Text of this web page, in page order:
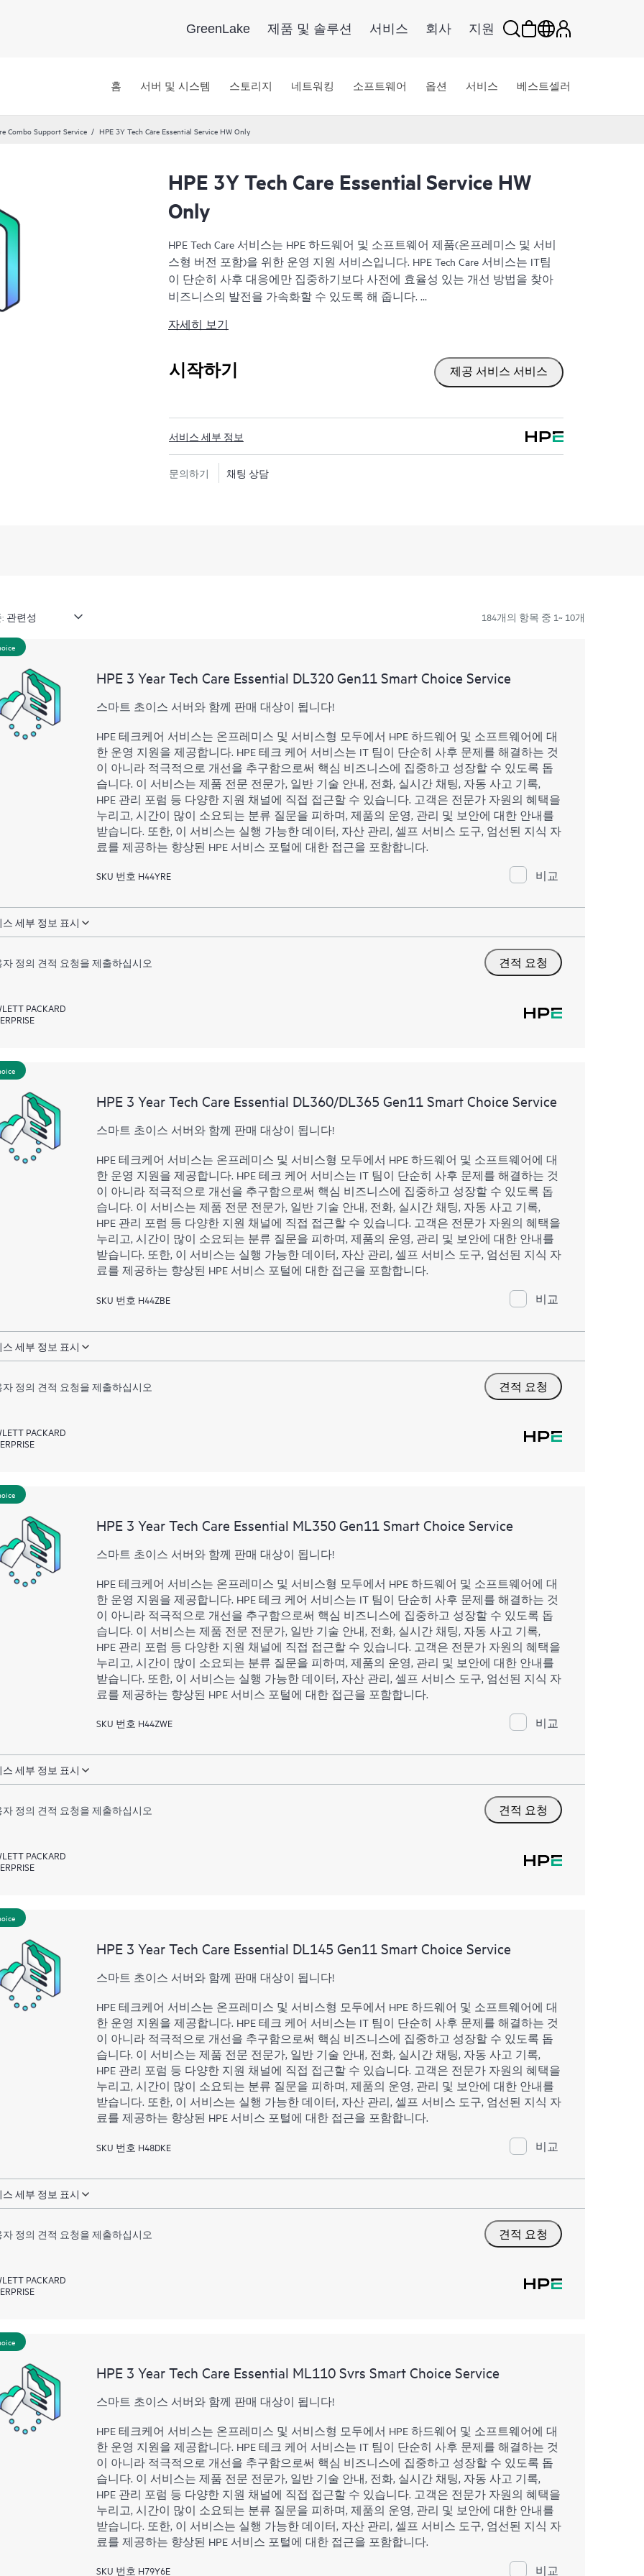
GreenLake 제품 및 솔루션 서비스 회사 지원
홈 서버 및 시스템 스토리지 네트워킹 소프트웨어 옵션 서비스 베스트셀러
Combo Support Service HPE 3Y Tech Care Essential Service HW Only
HPE 3Y Tech Care Essential Service HW
Only
HPE Tech Care 서비스는 HPE 하드웨어 및 소프트웨어 제품(온프레미스 및 서비
스형 버전 포함)을 위한 운영 지원 서비스입니다. HPE Tech Care 서비스는 IT팀
이 단순히 사후 대응에만 집중하기보다 사전에 효율성 있는 개선 방법을 찾아
비즈니스의 발전을 가속화할 수 있도록 해 줍니다.
HPE Tech Care 서비스는 고객이 위험을 줄이는 것뿐만 아니라 업무 효율을 높
지원하고, 일반적인 기술 관련 지원을 제공합니다. HPE Tech Care 서비스 고객
은 전화, 실시간 채팅 기능, 자동화된 인시던트 로깅, 응답 시간이 정해진 HPE
의 컨텍스트에서 하드웨어 및/또는 소프트웨어 관련 지식을 보유한 전문 기술
리소스에 대한 액세스를 제공받으며, 고객이 분류 또는 권한 질문에 답하는 데
시간을 낭비하지 않도록 합니다.
HPE Tech Care 서비스는 지원 대상 제품의 운영, 관리, 보안에 대한 일반 기술
고객은 지원 인시던트를 열지 않고도 특정 활동을 수행할 수 있으며, 선별된
제공합니다.
자세히 보기
시작하기 제공 서비스 서비스
서비스 세부 정보
문의하기 채팅 상담
184개의 항목 중 1~ 10개
HPE 3 Year Tech Care Essential DL320 Gen11 Smart Choice Service
스마트 초이스 서버와 함께 판매 대상이 됩니다!
HPE 테크케어 서비스는 온프레미스 및 서비스형 모두에서 HPE 하드웨어 및 소프트웨어에 대
한 운영 지원을 제공합니다. HPE 테크 케어 서비스는 IT 팀이 단순히 사후 문제를 해결하는 것
이 아니라 적극적으로 개선을 추구함으로써 핵심 비즈니스에 집중하고 성장할 수 있도록 돕
습니다. 이 서비스는 제품 전문 전문가, 일반 기술 안내, 전화, 실시간 채팅, 자동 사고 기록,
HPE 관리 포럼 등 다양한 지원 채널에 직접 접근할 수 있습니다. 고객은 전문가 자원의 혜택을
누리고, 시간이 많이 소요되는 분류 질문을 피하며, 제품의 운영, 관리 및 보안에 대한 안내를
받습니다. 또한, 이 서비스는 실행 가능한 데이터, 자산 관리, 셀프 서비스 도구, 엄선된 지식 자
료를 제공하는 향상된 HPE 서비스 포털에 대한 접근을 포함합니다.
SKU 번호 H44YRE 비교
세부 정보 표시
자 정의 견적 요청을 제출하십시오 견적 요청
PACKARD
HPE 3 Year Tech Care Essential DL360/DL365 Gen11 Smart Choice Service
스마트 초이스 서버와 함께 판매 대상이 됩니다!
HPE 테크케어 서비스는 온프레미스 및 서비스형 모두에서 HPE 하드웨어 및 소프트웨어에 대
한 운영 지원을 제공합니다. HPE 테크 케어 서비스는 IT 팀이 단순히 사후 문제를 해결하는 것
이 아니라 적극적으로 개선을 추구함으로써 핵심 비즈니스에 집중하고 성장할 수 있도록 돕
습니다. 이 서비스는 제품 전문 전문가, 일반 기술 안내, 전화, 실시간 채팅, 자동 사고 기록,
HPE 관리 포럼 등 다양한 지원 채널에 직접 접근할 수 있습니다. 고객은 전문가 자원의 혜택을
누리고, 시간이 많이 소요되는 분류 질문을 피하며, 제품의 운영, 관리 및 보안에 대한 안내를
받습니다. 또한, 이 서비스는 실행 가능한 데이터, 자산 관리, 셀프 서비스 도구, 엄선된 지식 자
료를 제공하는 향상된 HPE 서비스 포털에 대한 접근을 포함합니다.
SKU 번호 H44ZBE 비교
세부 정보 표시
자 정의 견적 요청을 제출하십시오 견적 요청
PACKARD
HPE 3 Year Tech Care Essential ML350 Gen11 Smart Choice Service
스마트 초이스 서버와 함께 판매 대상이 됩니다!
HPE 테크케어 서비스는 온프레미스 및 서비스형 모두에서 HPE 하드웨어 및 소프트웨어에 대
한 운영 지원을 제공합니다. HPE 테크 케어 서비스는 IT 팀이 단순히 사후 문제를 해결하는 것
이 아니라 적극적으로 개선을 추구함으로써 핵심 비즈니스에 집중하고 성장할 수 있도록 돕
습니다. 이 서비스는 제품 전문 전문가, 일반 기술 안내, 전화, 실시간 채팅, 자동 사고 기록,
HPE 관리 포럼 등 다양한 지원 채널에 직접 접근할 수 있습니다. 고객은 전문가 자원의 혜택을
누리고, 시간이 많이 소요되는 분류 질문을 피하며, 제품의 운영, 관리 및 보안에 대한 안내를
받습니다. 또한, 이 서비스는 실행 가능한 데이터, 자산 관리, 셀프 서비스 도구, 엄선된 지식 자
료를 제공하는 향상된 HPE 서비스 포털에 대한 접근을 포함합니다.
SKU 번호 H44ZWE 비교
세부 정보 표시
자 정의 견적 요청을 제출하십시오 견적 요청
PACKARD
HPE 3 Year Tech Care Essential DL145 Gen11 Smart Choice Service
스마트 초이스 서버와 함께 판매 대상이 됩니다!
HPE 테크케어 서비스는 온프레미스 및 서비스형 모두에서 HPE 하드웨어 및 소프트웨어에 대
한 운영 지원을 제공합니다. HPE 테크 케어 서비스는 IT 팀이 단순히 사후 문제를 해결하는 것
이 아니라 적극적으로 개선을 추구함으로써 핵심 비즈니스에 집중하고 성장할 수 있도록 돕
습니다. 이 서비스는 제품 전문 전문가, 일반 기술 안내, 전화, 실시간 채팅, 자동 사고 기록,
HPE 관리 포럼 등 다양한 지원 채널에 직접 접근할 수 있습니다. 고객은 전문가 자원의 혜택을
누리고, 시간이 많이 소요되는 분류 질문을 피하며, 제품의 운영, 관리 및 보안에 대한 안내를
받습니다. 또한, 이 서비스는 실행 가능한 데이터, 자산 관리, 셀프 서비스 도구, 엄선된 지식 자
료를 제공하는 향상된 HPE 서비스 포털에 대한 접근을 포함합니다.
SKU 번호 H48DKE 비교
세부 정보 표시
자 정의 견적 요청을 제출하십시오 견적 요청
PACKARD
HPE 3 Year Tech Care Essential ML110 Svrs Smart Choice Service
스마트 초이스 서버와 함께 판매 대상이 됩니다!
HPE 테크케어 서비스는 온프레미스 및 서비스형 모두에서 HPE 하드웨어 및 소프트웨어에 대
한 운영 지원을 제공합니다. HPE 테크 케어 서비스는 IT 팀이 단순히 사후 문제를 해결하는 것
이 아니라 적극적으로 개선을 추구함으로써 핵심 비즈니스에 집중하고 성장할 수 있도록 돕
습니다. 이 서비스는 제품 전문 전문가, 일반 기술 안내, 전화, 실시간 채팅, 자동 사고 기록,
HPE 관리 포럼 등 다양한 지원 채널에 직접 접근할 수 있습니다. 고객은 전문가 자원의 혜택을
누리고, 시간이 많이 소요되는 분류 질문을 피하며, 제품의 운영, 관리 및 보안에 대한 안내를
받습니다. 또한, 이 서비스는 실행 가능한 데이터, 자산 관리, 셀프 서비스 도구, 엄선된 지식 자
료를 제공하는 향상된 HPE 서비스 포털에 대한 접근을 포함합니다.
SKU 번호 H79Y6E 비교